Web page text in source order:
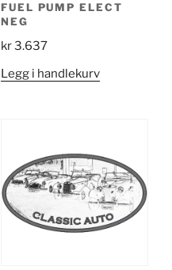
FUEL PUMP ELECT
NEG
kr3.637
Legg i handlekurv